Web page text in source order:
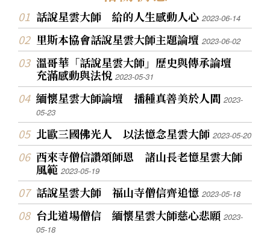
話說星雲大師 給的人生感動人心2023-06-14
里斯本協會話說星雲大師主題論壇2023-06-02
溫哥華「話說星雲大師」歷史與傳承論壇
充滿感動與法悅2023-05-31
緬懷星雲大師論壇 播種真善美於人間2023-
05-23
北歐三國佛光人 以法憶念星雲大師2023-05-20
西來寺僧信讚頌師恩 諸山長老憶星雲大師
風範2023-05-19
話說星雲大師 福山寺僧信齊追憶2023-05-18
台北道場僧信 緬懷星雲大師慈心悲願2023-
05-18